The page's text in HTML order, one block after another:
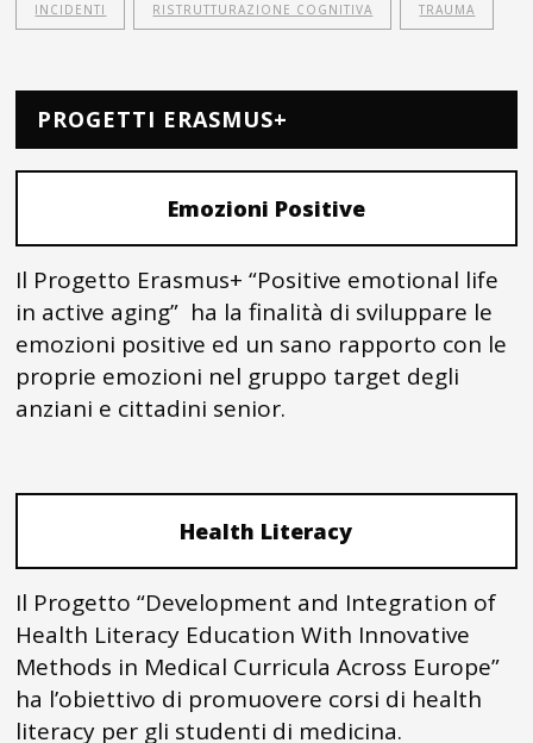
INCIDENTI RISTRUTTURAZIONE COGNITIVA TRAUMA
PROGETTI ERASMUS+
Emozioni Positive
Il Progetto Erasmus+ “Positive emotional life
in active aging” ha la finalità di sviluppare le
emozioni positive ed un sano rapporto con le
proprie emozioni nel gruppo target degli
anziani e cittadini senior.
Health Literacy
Il Progetto “Development and Integration of
Health Literacy Education With Innovative
Methods in Medical Curricula Across Europe”
ha l’obiettivo di promuovere corsi di health
literacy per gli studenti di medicina.